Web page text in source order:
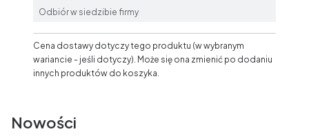
Odbiór w siedzibie firmy
Cena dostawy dotyczy tego produktu (w wybranym
wariancie - jeśli dotyczy). Może się ona zmienić po dodaniu
innych produktów do koszyka.
Nowości